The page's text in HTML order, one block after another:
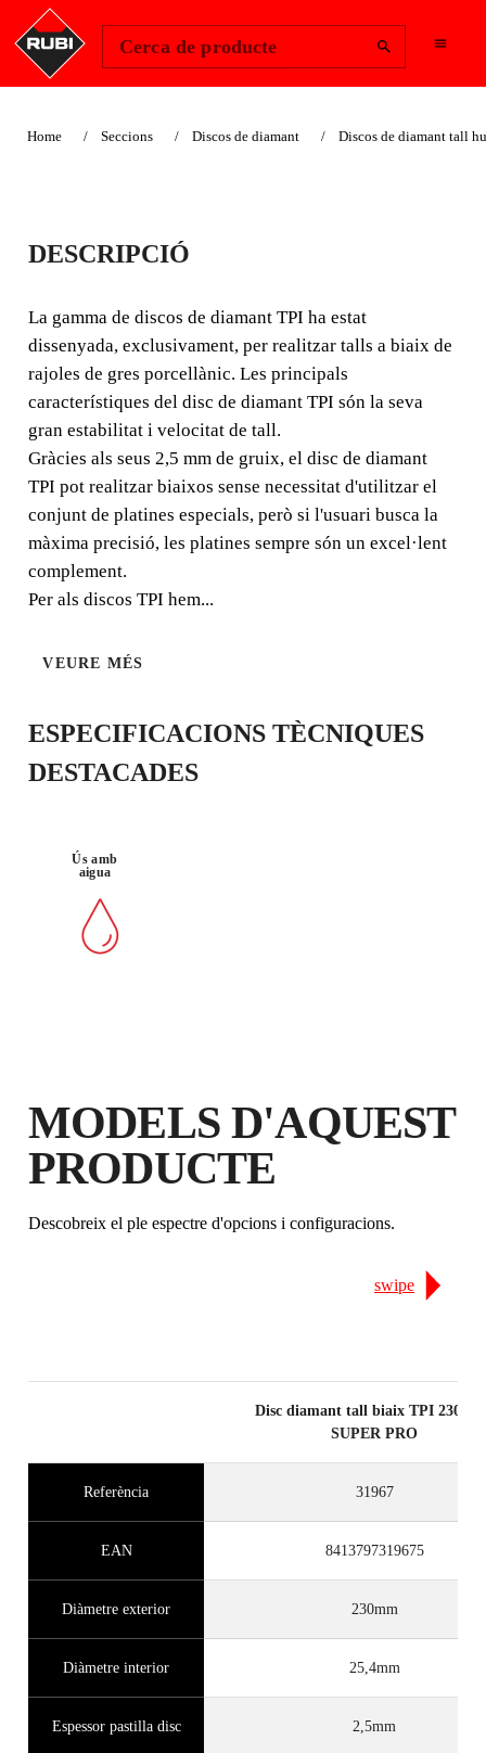
Cerca de producte
Home Seccions Discos de diamant Discos de diamant tall
DISC DIAMANT
BIAIX TURBO - TPI
La gamma de discos de diamant TPI ha estat dissenyada,
exclusivament, per realitzar talls a biaix de rajoles de gres
porcellànic.
NIC
DESCRIPCIÓ
La gamma de discos de diamant TPI ha estat
dissenyada, exclusivament, per realitzar talls a biaix de
rajoles de gres porcellànic. Les principals
característiques del disc de diamant TPI són la seva
gran estabilitat i velocitat de tall.
Gràcies als seus 2,5 mm de gruix, el disc de diamant
TPI pot realitzar biaixos sense necessitat d'utilitzar el
conjunt de platines especials, però si l'usuari busca la
màxima precisió, les platines sempre són un excel·lent
complement.
Per als discos TPI hem...
VEURE MÉS
ESPECIFICACIONS TÈCNIQUES
DESTACADES
Ús amb
aigua
MODELS D'AQUEST
PRODUCTE
Descobreix el ple espectre d'opcions i configuracions.
swipe
Disc diamant tall biaix TPI 230
SUPER PRO
Referència 31967
EAN 8413797319675
Diàmetre exterior 230mm
Diàmetre interior 25,4mm
Espessor pastilla disc 2,5mm